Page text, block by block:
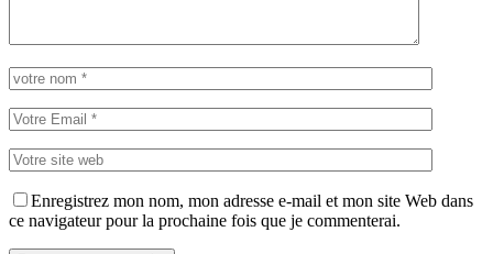
Enregistrez mon nom, mon adresse e-mail et mon site Web dans
ce navigateur pour la prochaine fois que je commenterai.